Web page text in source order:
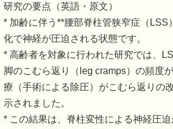
研究の要点（英語・原文）
* 加齢に伴う**腰部脊柱管狭窄症（LSS
化で神経が圧迫される状態です。
* 高齢者を対象に行われた研究では、
脚のこむら返り（leg cramps）の頻度
療（手術による除圧）がこむら返りの
示されました。
* この結果は、脊柱変性による神経圧